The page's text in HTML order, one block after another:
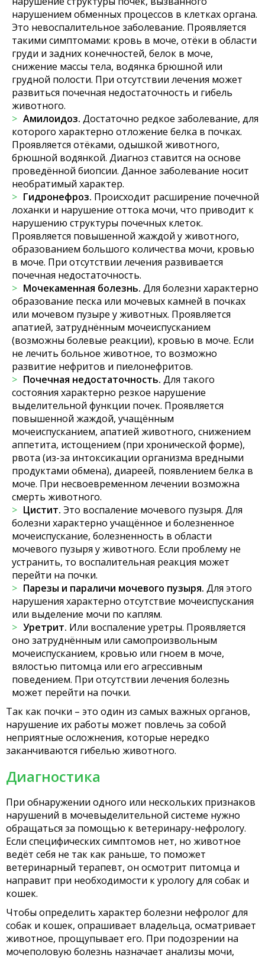
нарушением обменных процессов в клетках органа.
Это невоспалительное заболевание. Проявляется
такими симптомами: кровь в моче, отёки в области
груди и задних конечностей, белок в моче,
снижение массы тела, водянка брюшной или
грудной полости. При отсутствии лечения может
развиться почечная недостаточность и гибель
животного.
Амилоидоз. Достаточно редкое заболевание, для
которого характерно отложение белка в почках.
Проявляется отёками, одышкой животного,
брюшной водянкой. Диагноз ставится на основе
проведённой биопсии. Данное заболевание носит
необратимый характер.
Гидронефроз. Происходит расширение почечной
лоханки и нарушение оттока мочи, что приводит к
нарушению структуры почечных клеток.
Проявляется повышенной жаждой у животного,
образованием большого количества мочи, кровью
в моче. При отсутствии лечения развивается
почечная недостаточность.
Мочекаменная болезнь. Для болезни характерно
образование песка или мочевых камней в почках
или мочевом пузыре у животных. Проявляется
апатией, затруднённым мочеиспусканием
(возможны болевые реакции), кровью в моче. Если
не лечить больное животное, то возможно
развитие нефритов и пиелонефритов.
Почечная недостаточность. Для такого
состояния характерно резкое нарушение
выделительной функции почек. Проявляется
повышенной жаждой, учащённым
мочеиспусканием, апатией животного, снижением
аппетита, истощением (при хронической форме),
рвота (из-за интоксикации организма вредными
продуктами обмена), диареей, появлением белка в
моче. При несвоевременном лечении возможна
смерть животного.
Цистит. Это воспаление мочевого пузыря. Для
болезни характерно учащённое и болезненное
мочеиспускание, болезненность в области
мочевого пузыря у животного. Если проблему не
устранить, то воспалительная реакция может
перейти на почки.
Парезы и параличи мочевого пузыря. Для этого
нарушения характерно отсутствие мочеиспускания
или выделение мочи по каплям.
Уретрит. Или воспаление уретры. Проявляется
оно затруднённым или самопроизвольным
мочеиспусканием, кровью или гноем в моче,
вялостью питомца или его агрессивным
поведением. При отсутствии лечения болезнь
может перейти на почки.
Так как почки – это один из самых важных органов,
нарушение их работы может повлечь за собой
неприятные осложнения, которые нередко
заканчиваются гибелью животного.
Диагностика
При обнаружении одного или нескольких признаков
нарушений в мочевыделительной системе нужно
обращаться за помощью к ветеринару-нефрологу.
Если специфических симптомов нет, но животное
ведёт себя не так как раньше, то поможет
ветеринарный терапевт, он осмотрит питомца и
направит при необходимости к урологу для собак и
кошек.
Чтобы определить характер болезни нефролог для
собак и кошек, опрашивает владельца, осматривает
животное, прощупывает его. При подозрении на
мочеполовую болезнь назначает анализы мочи,